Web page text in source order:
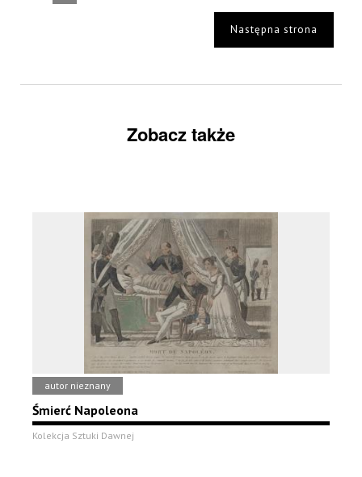
Następna strona
Zobacz także
autor nieznany
Śmierć Napoleona
Kolekcja Sztuki Dawnej